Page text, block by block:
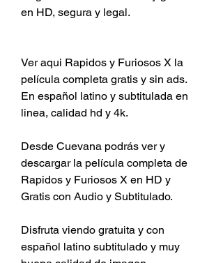
en HD, segura y legal.
Ver aqui Rapidos y Furiosos X la
película completa gratis y sin ads.
En español latino y subtitulada en
linea, calidad hd y 4k.
Desde Cuevana podrás ver y
descargar la película completa de
Rapidos y Furiosos X en HD y
Gratis con Audio y Subtitulado.
Disfruta viendo gratuita y con
español latino subtitulado y muy